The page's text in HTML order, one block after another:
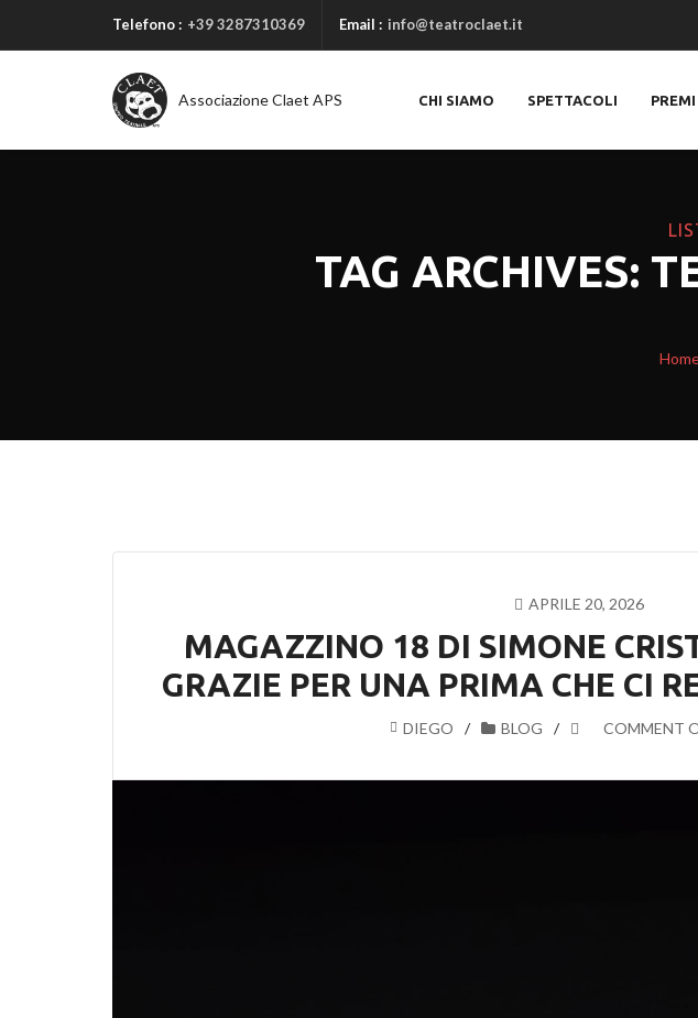
Telefono : +39 3287310369 Email : info@teatroclaet.it
Associazione Claet APS CHI SIAMO SPETTACOLI PREMI
TAG ARCHIVES:
APRILE 20, 2026
MAGAZZINO 18 DI SIMONE
GRAZIE PER UNA PRIMA CHE CI
DIEGO BLOG COMMENT